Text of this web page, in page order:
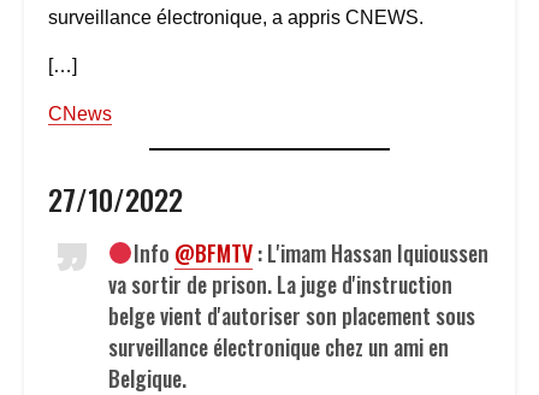
surveillance électronique, a appris CNEWS.
[…]
CNews
27/10/2022
Info @BFMTV: L'imam Hassan Iquioussen
va sortir de prison. La juge d'instruction
belge vient d'autoriser son placement sous
surveillance électronique chez un ami en
Belgique.